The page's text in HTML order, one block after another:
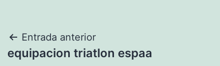
Navegación
Entrada anterior
equipacion triatlon espaa